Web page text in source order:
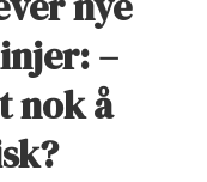
–
nok å